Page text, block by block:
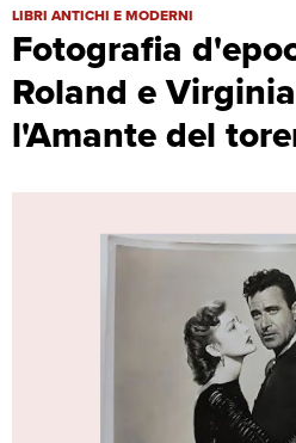
Fotografia
Roland e
l'Amante del
Fotografia d'epoca Gilbert Roland e
LIBRI ANTICHI E MODERNI